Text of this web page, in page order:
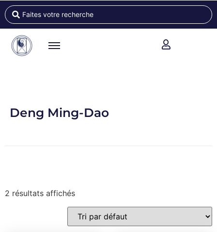
Deng Ming-Dao
2 résultats affichés